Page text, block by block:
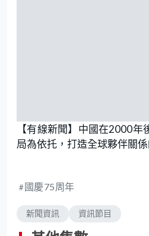
【有線新聞】中國在2000
局為依托，打造全球夥伴關係
國慶75周年
新聞資訊 資訊節目